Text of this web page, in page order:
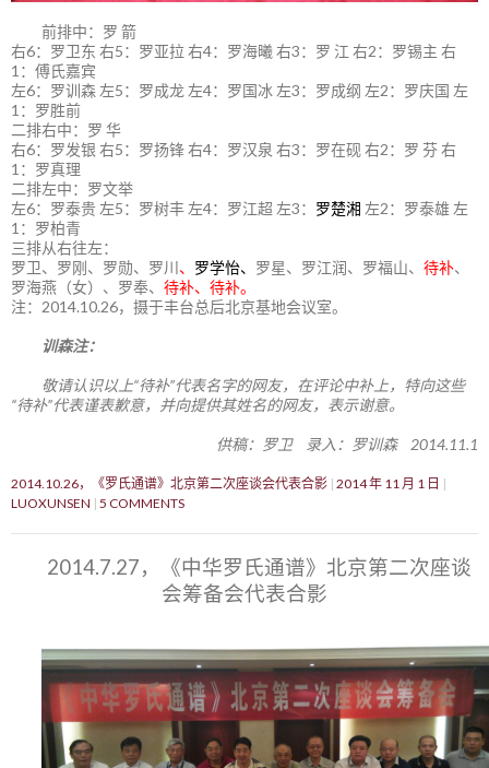
前排中：罗 箭
右6：罗卫东 右5：罗亚拉 右4：罗海曦 右3：罗 江 右2：罗锡主 右
1：傅氏嘉宾
左6：罗训森 左5：罗成龙 左4：罗国冰 左3：罗成纲 左2：罗庆国 左
1：罗胜前
二排右中：罗 华
右6：罗发银 右5：罗扬锋 右4：罗汉泉 右3：罗在砚 右2：罗 芬 右
1：罗真理
二排左中：罗文举
左6：罗泰贵 左5：罗树丰 左4：罗江超 左3： 罗楚湘 左2：罗泰雄 左
1：罗柏青
三排从右往左：
罗卫、罗刚、罗勋、罗川 、 罗学怡、 罗星、罗江润、罗福山、 待补、
罗海燕（女）、罗奉、 待补、待补。
注：2014.10.26，摄于丰台总后北京基地会议室。
训森注：
敬请认识以上“待补”代表名字的网友，在评论中补上，特向这些
“待补”代表谨表歉意，并向提供其姓名的网友，表示谢意。
供稿：罗卫 录入：罗训森 2014.11.1
2014.10.26，《罗氏通谱》北京第二次座谈会代表合影 2014 年 11 月 1 日
LUOXUNSEN 5 COMMENTS
2014.7.27，《中华罗氏通谱》北京第二次座谈
会筹备会代表合影